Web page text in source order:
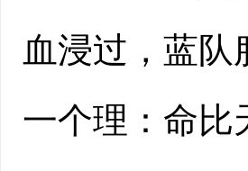
血浸过，蓝
一个理：命比